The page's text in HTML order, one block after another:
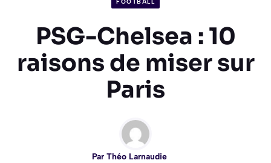
PSG-Chelsea : 10
raisons de miser sur
Paris
Par Théo Larnaudie